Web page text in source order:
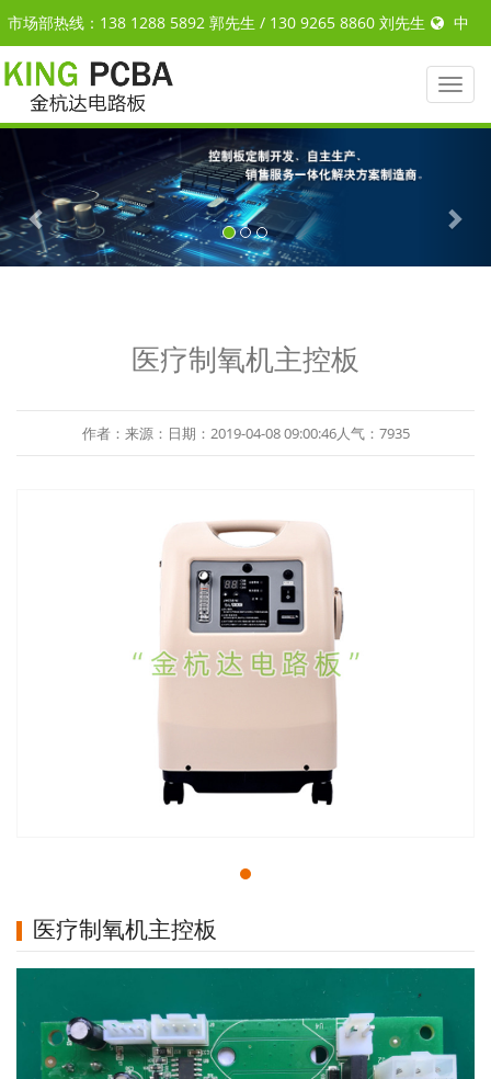
市场部热线：138 1288 5892 郭先生 / 130 9265 8860 刘先生 中
ENGLISH
Toggle
医疗制氧机主控板
作者：来源：日期：2019-04-08 09:00:46人气：7935
医疗制氧机主控板